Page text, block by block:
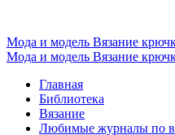
Мода и модель Вязание
Мода и модель Вязание
Главная
Библиотека
Вязание
Любимые журналы по